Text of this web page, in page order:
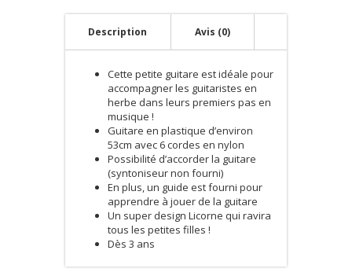
Description Avis (0)
Cette petite guitare est idéale pour
accompagner les guitaristes en
herbe dans leurs premiers pas en
musique !
Guitare en plastique d’environ
53cm avec 6 cordes en nylon
Possibilité d’accorder la guitare
(syntoniseur non fourni)
En plus, un guide est fourni pour
apprendre à jouer de la guitare
Un super design Licorne qui ravira
tous les petites filles !
Dès 3 ans